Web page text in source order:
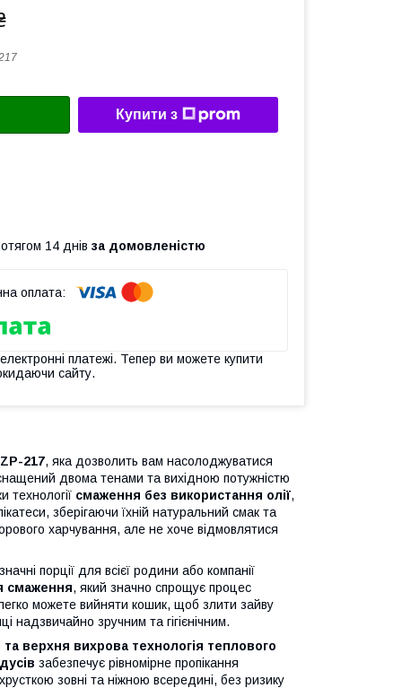
Купити з
14 днів за домовленістю
платежі. Тепер ви можете купити
сайту.
217, яка дозволить вам насолоджуватися
двома тенами та вихідною потужністю
смаження без використання олії,
зберігаючи їхній натуральний смак та
харчування, але не хоче відмовлятися
порції для всієї родини або компанії
смаження, який значно спрощує процес
можете вийняти кошик, щоб злити зайву
зручним та гігієнічним.
верхня вихрова технологія теплового
забезпечує рівномірне пропікання
зовні та ніжною всередині, без ризику